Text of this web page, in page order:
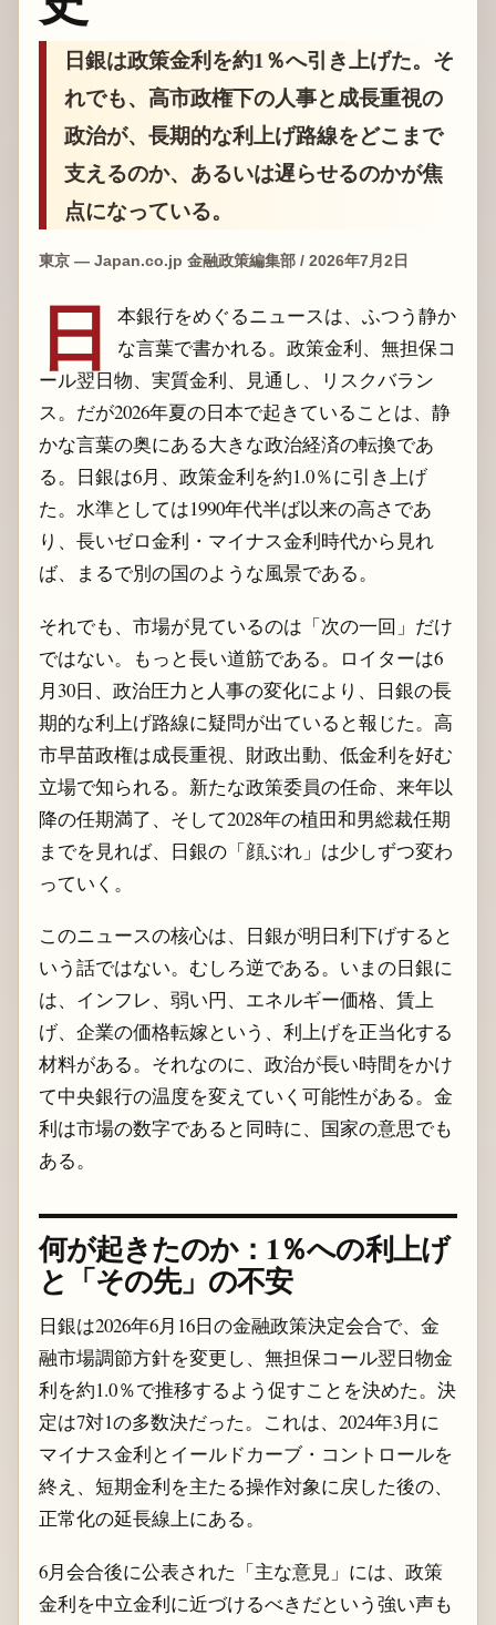
日銀は政策金利を約1％へ引き上げた。そ
れでも、高市政権下の人事と成長重視の
政治が、長期的な利上げ路線をどこまで
支えるのか、あるいは遅らせるのかが焦
点になっている。
東京 — Japan.co.jp 金融政策編集部 / 2026年7月2日
日
本銀行をめぐるニュースは、ふつう静か
な言葉で書かれる。政策金利、無担保コ
ール翌日物、実質金利、見通し、リスクバラン
ス。だが2026年夏の日本で起きていることは、静
かな言葉の奥にある大きな政治経済の転換であ
る。日銀は6月、政策金利を約1.0％に引き上げ
た。水準としては1990年代半ば以来の高さであ
り、長いゼロ金利・マイナス金利時代から見れ
ば、まるで別の国のような風景である。
それでも、市場が見ているのは「次の一回」だけ
ではない。もっと長い道筋である。ロイターは6
月30日、政治圧力と人事の変化により、日銀の長
期的な利上げ路線に疑問が出ていると報じた。高
市早苗政権は成長重視、財政出動、低金利を好む
立場で知られる。新たな政策委員の任命、来年以
降の任期満了、そして2028年の植田和男総裁任期
までを見れば、日銀の「顔ぶれ」は少しずつ変わ
っていく。
このニュースの核心は、日銀が明日利下げすると
いう話ではない。むしろ逆である。いまの日銀に
は、インフレ、弱い円、エネルギー価格、賃上
げ、企業の価格転嫁という、利上げを正当化する
材料がある。それなのに、政治が長い時間をかけ
て中央銀行の温度を変えていく可能性がある。金
利は市場の数字であると同時に、国家の意思でも
ある。
何が起きたのか：1％への利上げ
と「その先」の不安
日銀は2026年6月16日の金融政策決定会合で、金
融市場調節方針を変更し、無担保コール翌日物金
利を約1.0％で推移するよう促すことを決めた。決
定は7対1の多数決だった。これは、2024年3月に
マイナス金利とイールドカーブ・コントロールを
終え、短期金利を主たる操作対象に戻した後の、
正常化の延長線上にある。
6月会合後に公表された「主な意見」には、政策
金利を中立金利に近づけるべきだという強い声も